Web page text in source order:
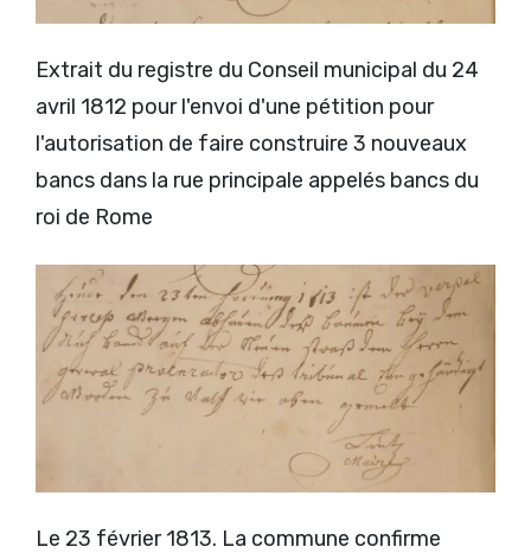
Extrait du registre du Conseil municipal du 24
avril 1812 pour l'envoi d'une pétition pour
l'autorisation de faire construire 3 nouveaux
bancs dans la rue principale appelés bancs du
roi de Rome
Le 23 février 1813. La commune confirme